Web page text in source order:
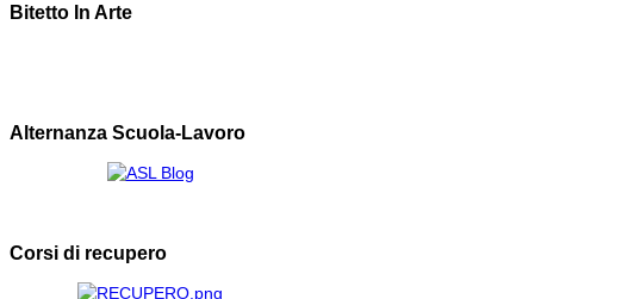
Bitetto In Arte
Alternanza Scuola-Lavoro
Corsi di recupero